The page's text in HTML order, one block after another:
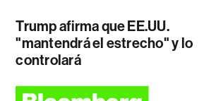
Trump afirma que EE.UU.
"mantendrá el estrecho" y lo
controlará